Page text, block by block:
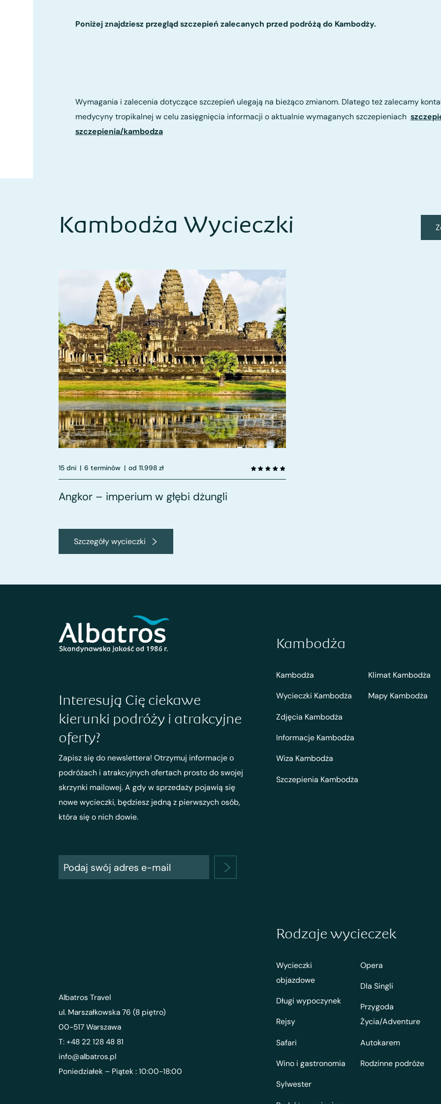
Poniżej znajdziesz przegląd szczepień zalecanych przed podróżą do Kambodży.
Wymagania i zalecenia dotyczące szczepień ulegają na bieżąco zmianom. Dlatego też zalecamy
medycyny tropikalnej w celu zasięgnięcia informacji o aktualnie wymaganych szczepieniach
szczepienia/kambodza
Kambodża Wycieczki
15 dni | 6 terminów | od 11.998 zł
Angkor – imperium w głębi dżungli
Szczegóły wycieczki
Interesują Cię ciekawe
kierunki podróży i atrakcyjne
oferty?
Zapisz się do newslettera! Otrzymuj informacje o
podróżach i atrakcyjnych ofertach prosto do swojej
skrzynki mailowej. A gdy w sprzedaży pojawią się
nowe wycieczki, będziesz jedną z pierwszych osób,
która się o nich dowie.
Kambodża
Kambodża
Wycieczki Kambodża
Zdjęcia Kambodża
Informacje Kambodża
Wiza Kambodża
Szczepienia Kambodża
Klimat Kambodża
Mapy Kambodża
Albatros Travel
ul. Marszałkowska 76 (8 piętro)
00-517 Warszawa
T: +48 22 128 48 81
info@albatros.pl
Poniedziałek – Piątek : 10:00-18:00
Rodzaje wycieczek
Wycieczki
objazdowe
Długi wypoczynek
Rejsy
Safari
Wino i gastronomia
Sylwester
Opera
Dla Singli
Przygoda
Życia/Adventure
Autokarem
Rodzinne podróże